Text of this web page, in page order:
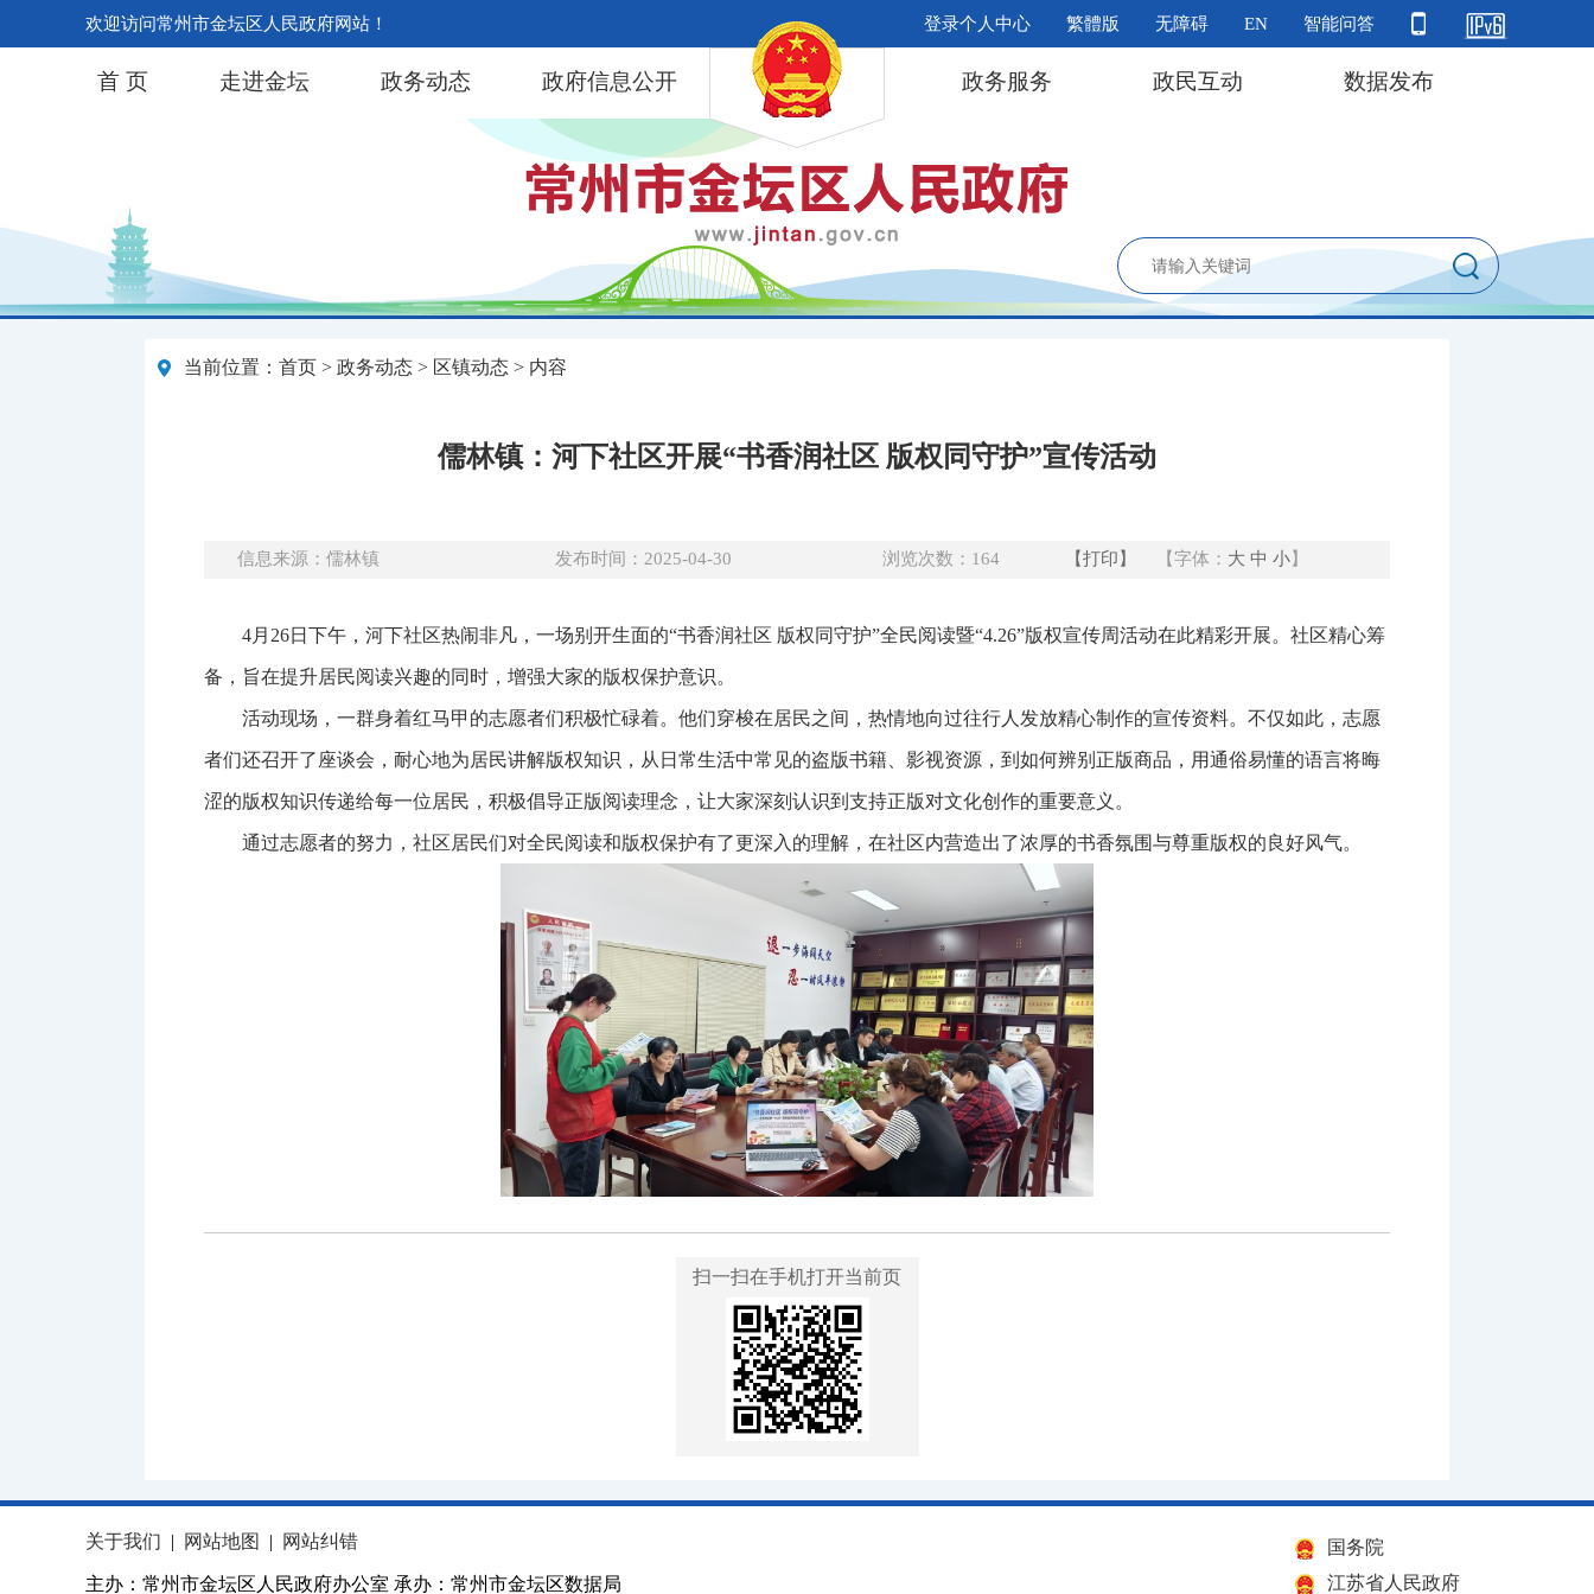
欢迎访问常州市金坛区人民政府网站！ 登录个人中心 繁體版 无障碍 EN 智能问答
首 页 走进金坛 政务动态 政府信息公开 政务服务 政民互动 数据发布
当前位置： 首页 > 政务动态 > 区镇动态 > 内容
儒林镇：河下社区开展“书香润社区 版权同守护”宣传活动
信息来源：儒林镇 发布时间：2025-04-30 浏览次数： 164 【打印】 【字体： 大 中 小】
4月26日下午，河下社区热闹非凡，一场别开生面的“书香润社区 版权同守护”全民阅读暨“4.26”版权宣传周活动在此精彩开展。社区精心筹
备，旨在提升居民阅读兴趣的同时，增强大家的版权保护意识。
活动现场，一群身着红马甲的志愿者们积极忙碌着。他们穿梭在居民之间，热情地向过往行人发放精心制作的宣传资料。不仅如此，志愿
者们还召开了座谈会，耐心地为居民讲解版权知识，从日常生活中常见的盗版书籍、影视资源，到如何辨别正版商品，用通俗易懂的语言将晦
涩的版权知识传递给每一位居民，积极倡导正版阅读理念，让大家深刻认识到支持正版对文化创作的重要意义。
通过志愿者的努力，社区居民们对全民阅读和版权保护有了更深入的理解，在社区内营造出了浓厚的书香氛围与尊重版权的良好风气。
扫一扫在手机打开当前页
关于我们 | 网站地图 | 网站纠错
主办：常州市金坛区人民政府办公室 承办：常州市金坛区数据局
国务院
江苏省人民政府